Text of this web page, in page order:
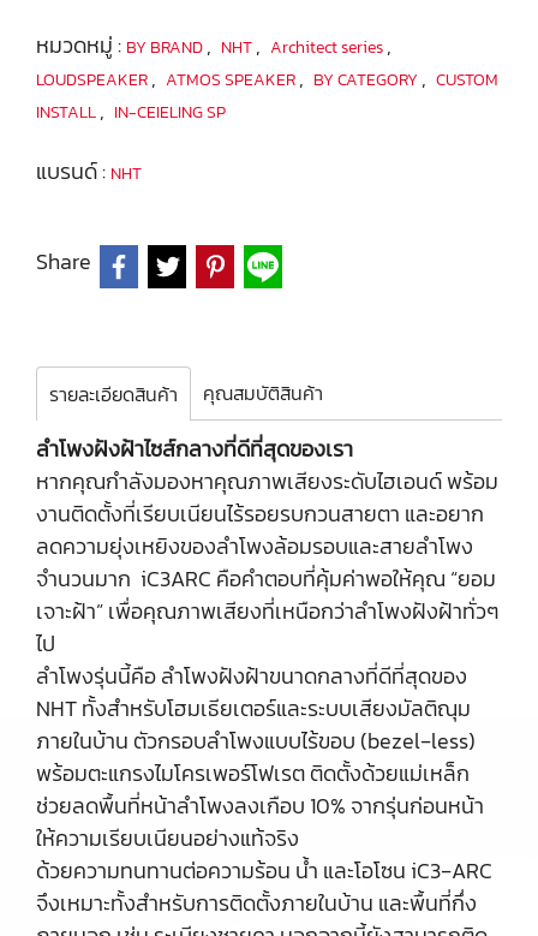
หมวดหมู่ : BY BRAND, NHT, Architect series,
LOUDSPEAKER, ATMOS SPEAKER, BY CATEGORY , CUSTOM
INSTALL, IN-CEIELING SP
แบรนด์ : NHT
Share
รายละเอียดสินค้า คุณสมบัติสินค้า
ลำโพงฝังฝ้าไซส์กลางที่ดีที่สุดของเรา
หากคุณกำลังมองหาคุณภาพเสียงระดับไฮเอนด์ พร้อม
งานติดตั้งที่เรียบเนียนไร้รอยรบกวนสายตา และอยาก
ลดความยุ่งเหยิงของลำโพงล้อมรอบและสายลำโพง
จำนวนมาก iC3ARC คือคำตอบที่คุ้มค่าพอให้คุณ “ยอม
เจาะฝ้า” เพื่อคุณภาพเสียงที่เหนือกว่าลำโพงฝังฝ้าทั่วๆ
ไป
ลำโพงรุ่นนี้คือ ลำโพงฝังฝ้าขนาดกลางที่ดีที่สุดของ
NHT ทั้งสำหรับโฮมเธียเตอร์และระบบเสียงมัลติณุม
ภายในบ้าน ตัวกรอบลำโพงแบบไร้ขอบ (bezel‑less)
พร้อมตะแกรงไมโครเพอร์โฟเรต ติดตั้งด้วยแม่เหล็ก
ช่วยลดพื้นที่หน้าลำโพงลงเกือบ 10% จากรุ่นก่อนหน้า
ให้ความเรียบเนียนอย่างแท้จริง
ด้วยความทนทานต่อความร้อน น้ำ และโอโซน iC3‑ARC
จึงเหมาะทั้งสำหรับการติดตั้งภายในบ้าน และพื้นที่กึ่ง